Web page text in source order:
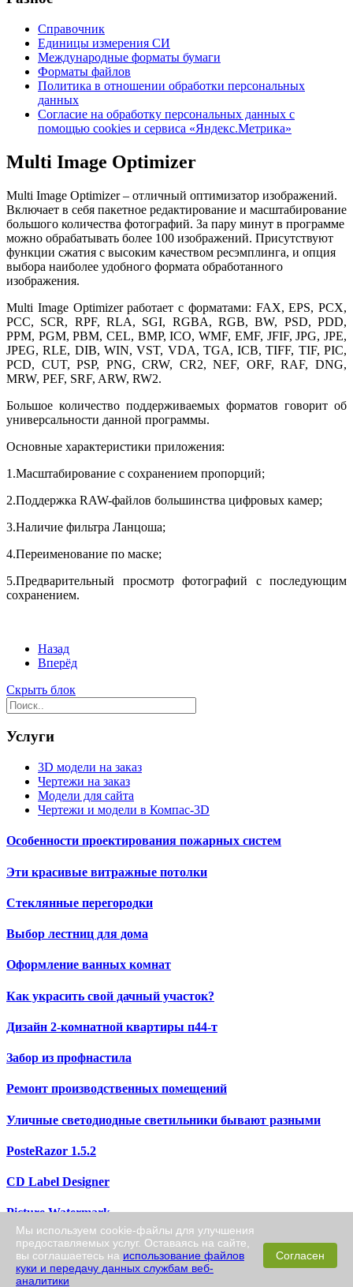
Справочник
Единицы измерения СИ
Международные форматы бумаги
Форматы файлов
Политика в отношении обработки персональных
данных
Согласие на обработку персональных данных с
помощью cookies и сервиса «Яндекс.Метрика»
Multi Image Optimizer
Multi Image Optimizer – отличный оптимизатор изображений.
Включает в себя пакетное редактирование и масштабирование
большого количества фотографий. За пару минут в программе
можно обрабатывать более 100 изображений. Присутствуют
функции сжатия с высоким качеством ресэмплинга, и опция
выбора наиболее удобного формата обработанного
изображения.
Multi Image Optimizer работает с форматами: FAX, EPS, PCX,
PCC, SCR, RPF, RLA, SGI, RGBA, RGB, BW, PSD, PDD,
PPM, PGM, PBM, CEL, BMP, ICO, WMF, EMF, JFIF, JPG, JPE,
JPEG, RLE, DIB, WIN, VST, VDA, TGA, ICB, TIFF, TIF, PIC,
PCD, CUT, PSP, PNG, CRW, CR2, NEF, ORF, RAF, DNG,
MRW, PEF, SRF, ARW, RW2.
Большое количество поддерживаемых форматов говорит об
универсальности данной программы.
Основные характеристики приложения:
1.Масштабирование с сохранением пропорций;
2.Поддержка RAW-файлов большинства цифровых камер;
3.Наличие фильтра Ланцоша;
4.Переименование по маске;
5.Предварительный просмотр фотографий с последующим
сохранением.
Назад
Вперёд
Скрыть блок
Услуги
3D модели на заказ
Чертежи на заказ
Модели для сайта
Чертежи и модели в Компас-3D
Особенности проектирования пожарных систем
Эти красивые витражные потолки
Стеклянные перегородки
Выбор лестниц для дома
Оформление ванных комнат
Как украсить свой дачный участок?
Дизайн 2-комнатной квартиры п44-т
Забор из профнастила
Ремонт производственных помещений
Уличные светодиодные светильники бывают разными
PosteRazor 1.5.2
CD Label Designer
Picture Watermark
Universal Document Converter 5.3
Icon Converter Plus
Мы используем cookie-файлы для улучшения
предоставляемых услуг. Оставаясь на сайте,
вы соглашаетесь на использование файлов
куки и передачу данных службам веб-
аналитики
Согласен